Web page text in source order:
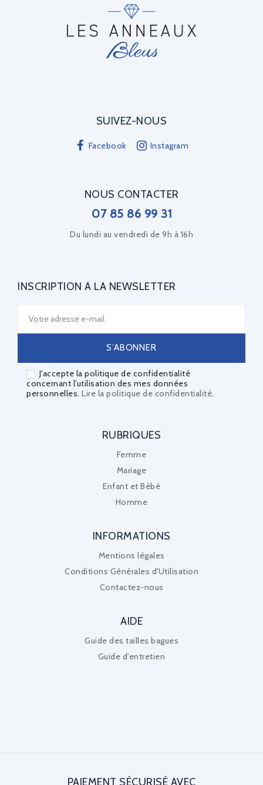
SUIVEZ-NOUS
Facebook Instagram
NOUS CONTACTER
07 85 86 99 31
Du lundi au vendredi de 9h à 16h
INSCRIPTION À LA NEWSLETTER
J'accepte la politique de confidentialité
concernant l'utilisation des mes données
personnelles. Lire la politique de confidentialité.
RUBRIQUES
Femme
Mariage
Enfant et Bébé
Homme
INFORMATIONS
Mentions légales
Conditions Générales d'Utilisation
Contactez-nous
AIDE
Guide des tailles bagues
Guide d'entretien
PAIEMENT SÉCURISÉ AVEC